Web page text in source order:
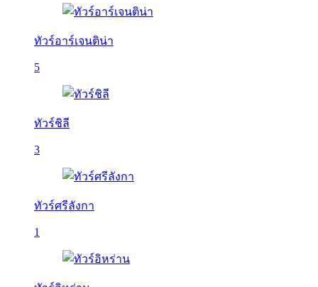
ทัวร์อาร์เจนติน่า
5
ทัวร์ชิลี
3
ทัวร์ศรีลังกา
1